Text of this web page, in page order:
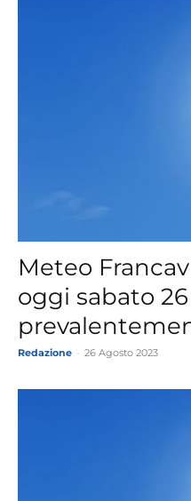
Meteo
oggi sabato
Redazione 26 Agosto 2023